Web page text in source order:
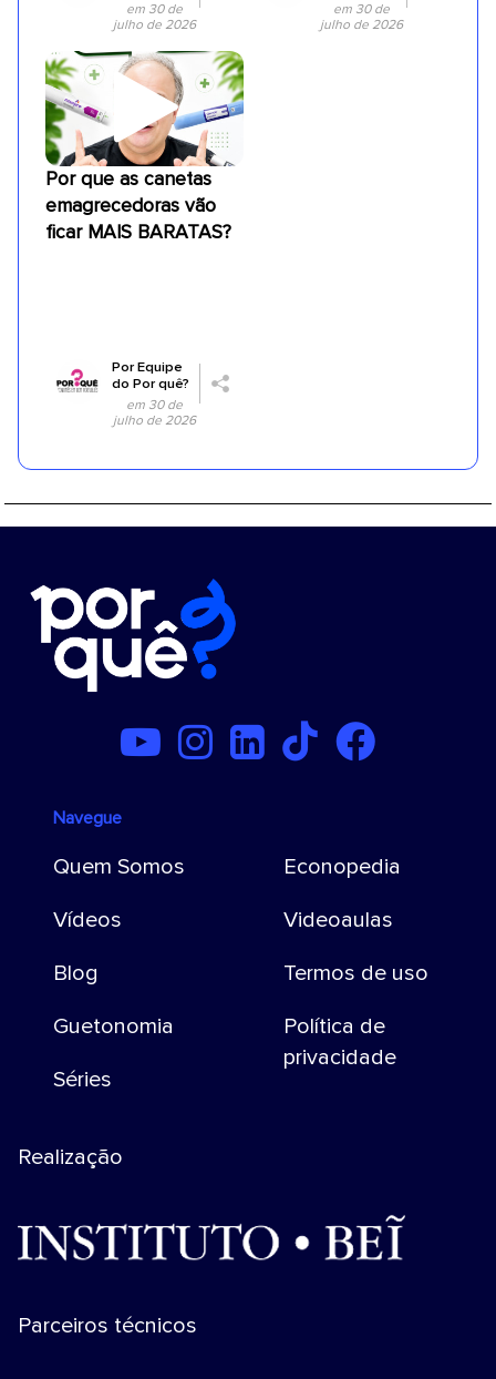
em 30 de
julho de 2026
em 30 de
julho de 2026
Por que as canetas
emagrecedoras vão
ficar MAIS BARATAS?
PorEquipe
do Por quê?
em 30 de
julho de 2026
Navegue
Quem Somos
Vídeos
Blog
Guetonomia
Séries
Econopedia
Videoaulas
Termos de uso
Política de
privacidade
Realização
Parceiros técnicos